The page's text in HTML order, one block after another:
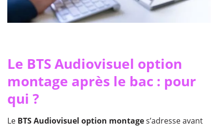
Le BTS Audiovisuel option
montage après le bac : pour
qui ?
Le BTS Audiovisuel option montages’adresse avant